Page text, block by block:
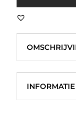
Beige
INFORMATIE